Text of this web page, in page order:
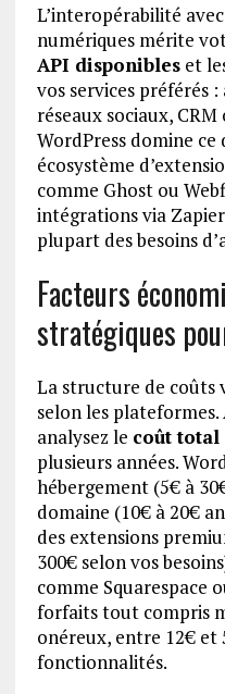
L’interopérabilité
numériques mérite
API disponibleset
vos services préférés
réseaux sociaux,
WordPress domine ce
écosystème
comme Ghost ou
intégrations via
plupart des besoins
Facteurs
stratégiques
La structure de coûts
selon les
analysez le coût total
plusieurs années.
hébergement (5€ à
domaine (10€ à 20€
des extensions
300€ selon vos
comme Squarespace
forfaits tout compris
onéreux, entre 12€ et
fonctionnalités.